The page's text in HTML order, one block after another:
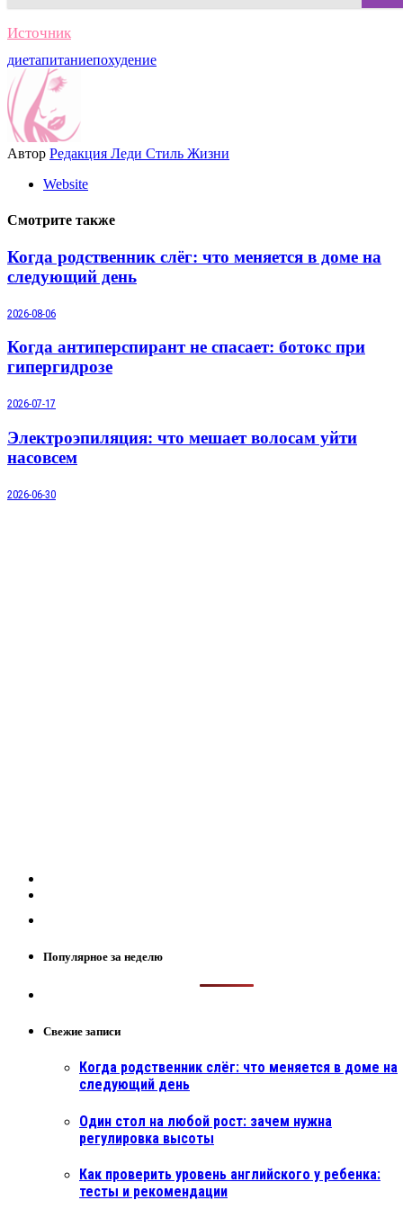
Источник
диетапитаниепохудение
Автор Редакция Леди Стиль Жизни
Website
Смотрите также
Когда родственник слёг: что меняется в доме на
следующий день
2026-08-06
Когда антиперспирант не спасает: ботокс при
гипергидрозе
2026-07-17
Электроэпиляция: что мешает волосам уйти
насовсем
2026-06-30
Популярное за неделю
Свежие записи
Когда родственник слёг: что меняется в доме на
следующий день
Один стол на любой рост: зачем нужна
регулировка высоты
Как проверить уровень английского у ребенка:
тесты и рекомендации